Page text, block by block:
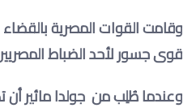
قوى جسور لأحد الضباط المصريين